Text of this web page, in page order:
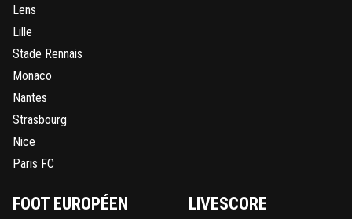
Lens
Lille
Stade Rennais
Monaco
Nantes
Strasbourg
Nice
Paris FC
FOOT EUROPÉEN LIVESCORE